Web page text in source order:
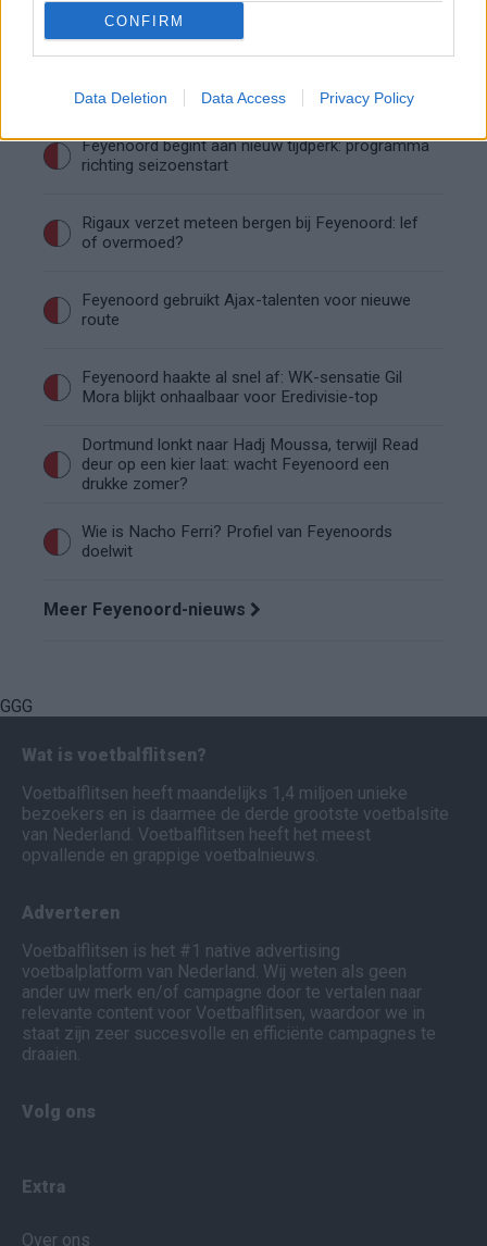
CONFIRM
Data Deletion Data Access Privacy Policy
over zijn gewicht
op het WK 2026
Feyenoord begint aan nieuw tijdperk: programma
richting seizoenstart
Rigaux verzet meteen bergen bij Feyenoord: lef
of overmoed?
Feyenoord gebruikt Ajax-talenten voor nieuwe
route
Feyenoord haakte al snel af: WK-sensatie Gil
Mora blijkt onhaalbaar voor Eredivisie-top
Dortmund lonkt naar Hadj Moussa, terwijl Read
deur op een kier laat: wacht Feyenoord een
drukke zomer?
Wie is Nacho Ferri? Profiel van Feyenoords
doelwit
Meer Feyenoord-nieuws
GGG
Wat is voetbalflitsen?
Voetbalflitsen heeft maandelijks 1,4 miljoen unieke
bezoekers en is daarmee de derde grootste voetbalsite
van Nederland. Voetbalflitsen heeft het meest
opvallende en grappige voetbalnieuws.
Adverteren
Voetbalflitsen is het #1 native advertising
voetbalplatform van Nederland. Wij weten als geen
ander uw merk en/of campagne door te vertalen naar
relevante content voor Voetbalflitsen, waardoor we in
staat zijn zeer succesvolle en efficiënte campagnes te
draaien.
Volg ons
Extra
Over ons